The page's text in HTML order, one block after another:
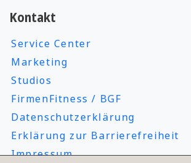
Kontakt
Service Center
Marketing
Studios
FirmenFitness / BGF
Datenschutzerklärung
Erklärung zur Barrierefreiheit
Impressum